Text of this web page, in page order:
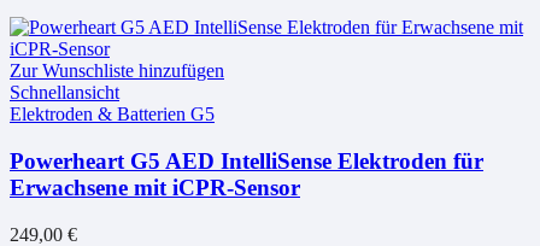
Zur Wunschliste hinzufügen
Schnellansicht
Elektroden & Batterien G5
Powerheart G5 AED IntelliSense Elektroden für
Erwachsene mit iCPR-Sensor
249,00 €